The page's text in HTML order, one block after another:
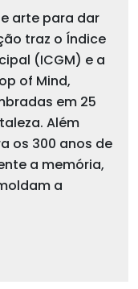
arte para dar
traz o Índice
(ICGM) e a
of Mind,
em 25
Além
os 300 anos de
a memória,
a